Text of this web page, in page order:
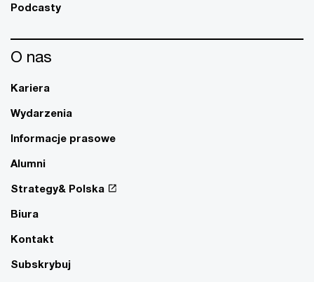
Podcasty
O nas
Kariera
Wydarzenia
Informacje prasowe
Alumni
Strategy& Polska
Biura
Kontakt
Subskrybuj